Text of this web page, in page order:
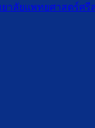
าลัยแพทยศาสตร์ศรี